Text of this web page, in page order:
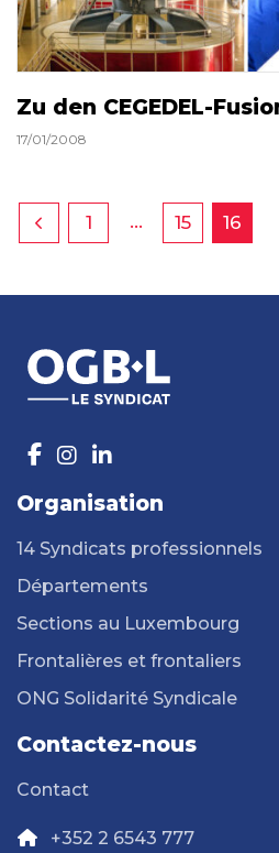
Zu den CEGEDEL-
17/01/2008
1 … 15 16
Organisation
14 Syndicats professionnels
Départements
Sections au Luxembourg
Frontalières et frontaliers
ONG Solidarité Syndicale
Contactez-nous
Contact
+352 2 6543 777